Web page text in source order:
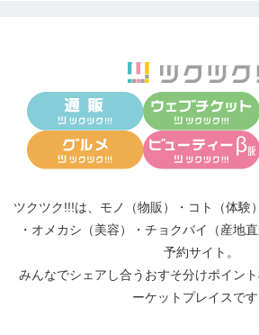
ツクツク!!!は、 モノ（物販） ・ コト（体験）
・ オメカシ（美容） ・ チョクバイ（産地直
予約サイト。
みんなでシェアし合う おすそ分けポイン
ーケットプレイスです